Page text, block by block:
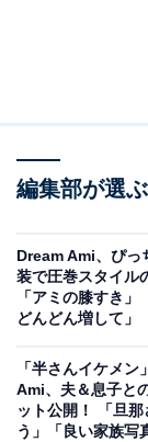
編集部が選
Dream Ami、ぴっ
装で圧巻スタイル
「アミの膝すき」
どんどん増して」
「半さんイケメン
Ami、夫＆息子と
ット公開！ 「旦
う」「良い家族写